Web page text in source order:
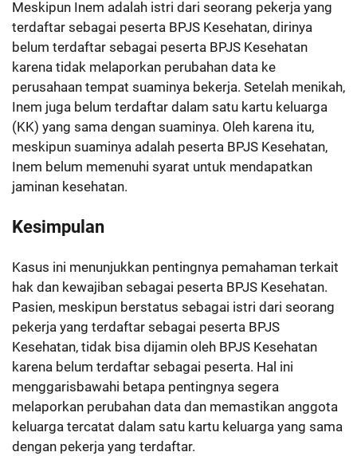
Meskipun Inem adalah istri dari seorang pekerja yang
terdaftar sebagai peserta BPJS Kesehatan, dirinya
belum terdaftar sebagai peserta BPJS Kesehatan
karena tidak melaporkan perubahan data ke
perusahaan tempat suaminya bekerja. Setelah menikah,
Inem juga belum terdaftar dalam satu kartu keluarga
(KK) yang sama dengan suaminya. Oleh karena itu,
meskipun suaminya adalah peserta BPJS Kesehatan,
Inem belum memenuhi syarat untuk mendapatkan
jaminan kesehatan.
Kesimpulan
Kasus ini menunjukkan pentingnya pemahaman terkait
hak dan kewajiban sebagai peserta BPJS Kesehatan.
Pasien, meskipun berstatus sebagai istri dari seorang
pekerja yang terdaftar sebagai peserta BPJS
Kesehatan, tidak bisa dijamin oleh BPJS Kesehatan
karena belum terdaftar sebagai peserta. Hal ini
menggarisbawahi betapa pentingnya segera
melaporkan perubahan data dan memastikan anggota
keluarga tercatat dalam satu kartu keluarga yang sama
dengan pekerja yang terdaftar.